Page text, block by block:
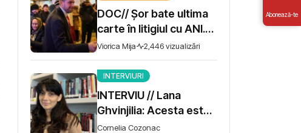
DOC// Șor bate ultima
carte în litigiul cu ANI.
Miza - 10 milioane de lei
Viorica Mija 2,446 vizualizări
INTERVIURI
INTERVIU // Lana
Ghvinjilia: Acesta este
și războiul nostru. Fără
Cornelia Cozonac
Abonează-te